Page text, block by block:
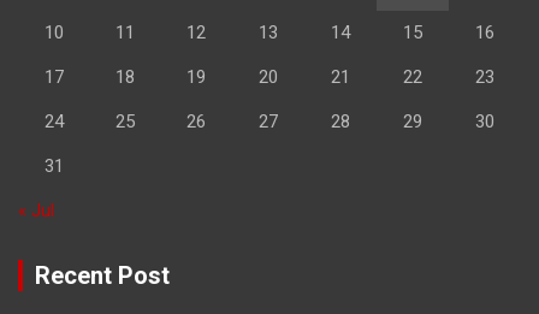
10 11 12 13 14 15 16
17 18 19 20 21 22 23
24 25 26 27 28 29 30
31
« Jul
Recent Post